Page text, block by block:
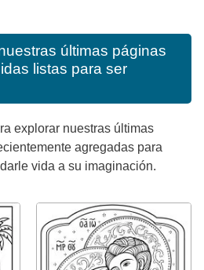
últimas páginas
listas para ser
explorar nuestras últimas
agregadas para
vida a su imaginación.